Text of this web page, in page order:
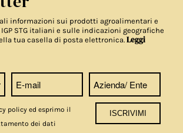
informazioni sui prodotti agroalimentari e
STG italiani e sulle indicazioni geografiche
tua casella di posta elettronica.Leggi
policy ed esprimo il
dei dati